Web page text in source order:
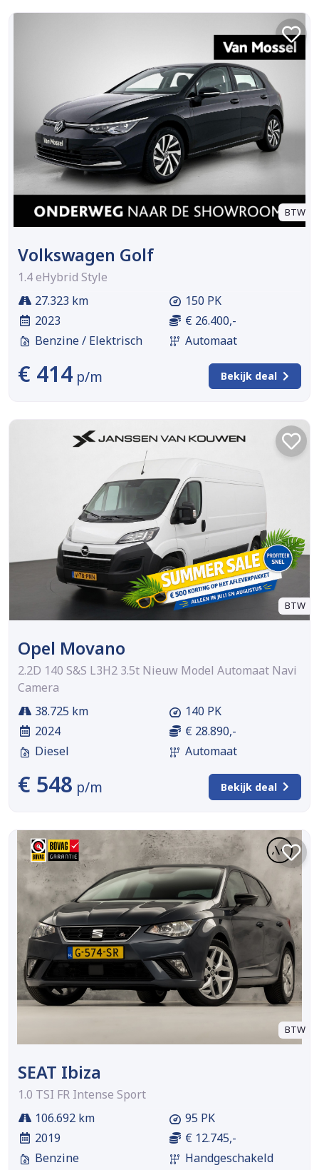
BTW
Volkswagen Golf
1.4 eHybrid Style
27.323 km
2023
Benzine / Elektrisch
150 PK
€ 26.400,-
Automaat
€ 414 p/m Bekijk deal
BTW
Opel Movano
2.2D 140 S&S L3H2 3.5t Nieuw Model Automaat Navi
Camera
38.725 km
2024
Diesel
140 PK
€ 28.890,-
Automaat
€ 548 p/m Bekijk deal
BTW
SEAT Ibiza
1.0 TSI FR Intense Sport
106.692 km
2019
Benzine
95 PK
€ 12.745,-
Handgeschakeld